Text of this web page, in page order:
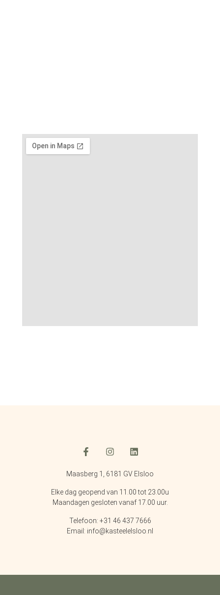
Maasberg 1, 6181 GV Elsloo
Elke dag geopend van 11.00 tot 23.00u
Maandagen gesloten vanaf 17.00 uur.
Telefoon: +31 46 437 7666
Email: info@kasteelelsloo.nl